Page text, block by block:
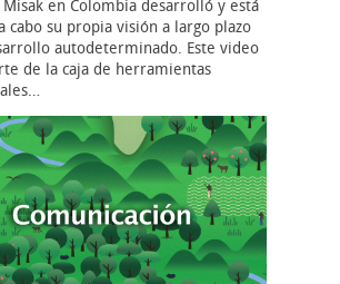
en Colombia desarrolló y está
cabo su propia visión a largo plazo
autodeterminado. Este video
de la caja de herramientas